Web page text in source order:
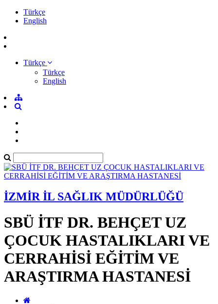
Türkçe
English
Türkçe
Türkçe
English
İZMİR İL SAĞLIK MÜDÜRLÜĞÜ
SBÜ İTF DR. BEHÇET UZ
ÇOCUK HASTALIKLARI VE
CERRAHİSİ EĞİTİM VE
ARAŞTIRMA HASTANESİ